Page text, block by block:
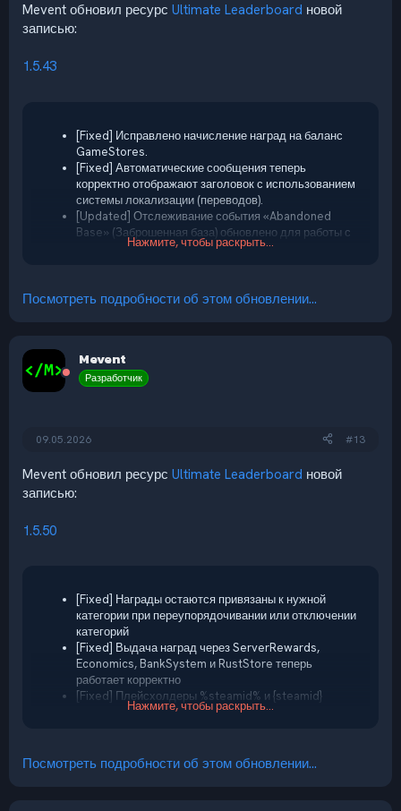
Mevent обновил ресурс Ultimate Leaderboard новой
записью:
1.5.43
[Fixed] Исправлено начисление наград на баланс
GameStores.
[Fixed] Автоматические сообщения теперь
корректно отображают заголовок с использованием
системы локализации (переводов).
[Updated] Отслеживание события «Abandoned
Base» (Заброшенная база) обновлено для работы с
последней версией плагина событий.
таблиц лидеров (рейтинга).
Нажмите, чтобы раскрыть...
Посмотреть подробности об этом обновлении...
Mevent
Разработчик
09.05.2026 #13
Mevent обновил ресурс Ultimate Leaderboard новой
записью:
1.5.50
[Fixed] Награды остаются привязаны к нужной
категории при переупорядочивании или отключении
категорий
[Fixed] Выдача наград через ServerRewards,
Economics, BankSystem и RustStore теперь
работает корректно
[Fixed] Плейсхолдеры %steamid% и {steamid}
теперь работают в любом регистре
[Fixed] Плагин больше не ломается, если у
Нажмите, чтобы раскрыть...
Посмотреть подробности об этом обновлении...